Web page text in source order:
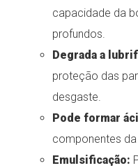
capacidade da
profundos.
Degrada a
proteção das
desgaste.
Pode formar
componentes
Emulsificação: